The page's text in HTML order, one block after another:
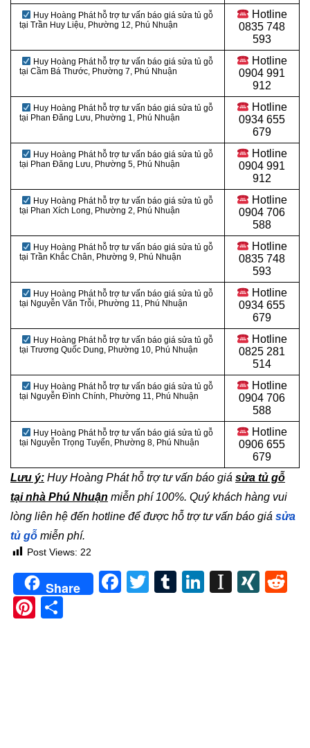
Huy Hoàng Phát hỗ trợ tư vấn báo giá sửa tủ gỗ
tại Trần Huy Liệu, Phường 12, Phú Nhuận
Hotline
0835 748
593
Huy Hoàng Phát hỗ trợ tư vấn báo giá sửa tủ gỗ
tại Cầm Bá Thước, Phường 7, Phú Nhuận
Hotline
0904 991
912
Huy Hoàng Phát hỗ trợ tư vấn báo giá sửa tủ gỗ
tại Phan Đăng Lưu, Phường 1, Phú Nhuận
Hotline
0934 655
679
Huy Hoàng Phát hỗ trợ tư vấn báo giá sửa tủ gỗ
tại Phan Đăng Lưu, Phường 5, Phú Nhuận
Hotline
0904 991
912
Huy Hoàng Phát hỗ trợ tư vấn báo giá sửa tủ gỗ
tại Phan Xích Long, Phường 2, Phú Nhuận
Hotline
0904 706
588
Huy Hoàng Phát hỗ trợ tư vấn báo giá sửa tủ gỗ
tại Trần Khắc Chân, Phường 9, Phú Nhuận
Hotline
0835 748
593
Huy Hoàng Phát hỗ trợ tư vấn báo giá sửa tủ gỗ
tại Nguyễn Văn Trỗi, Phường 11, Phú Nhuận
Hotline
0934 655
679
Huy Hoàng Phát hỗ trợ tư vấn báo giá sửa tủ gỗ
tại Trương Quốc Dung, Phường 10, Phú Nhuận
Hotline
0825 281
514
Huy Hoàng Phát hỗ trợ tư vấn báo giá sửa tủ gỗ
tại Nguyễn Đình Chính, Phường 11, Phú Nhuận
Hotline
0904 706
588
Huy Hoàng Phát hỗ trợ tư vấn báo giá sửa tủ gỗ
tại Nguyễn Trọng Tuyển, Phường 8, Phú Nhuận
Hotline
0906 655
679
Lưu ý: Huy Hoàng Phát hỗ trợ tư vấn báo giá sửa tủ gỗ
tại nhà Phú Nhuận miễn phí 100%. Quý khách hàng vui
lòng liên hệ đến hotline để được hỗ trợ tư vấn báo giá sửa
tủ gỗ miễn phí.
Post Views: 22
Share Facebook
TwitterTumblrLinkedIn
Pinterest